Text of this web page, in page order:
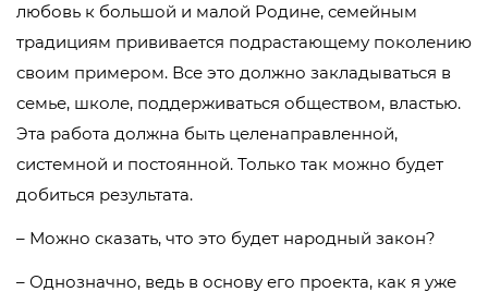
любовь к большой и малой Родине, семейным
традициям прививается подрастающему поколению
своим примером. Все это должно закладываться в
семье, школе, поддерживаться обществом, властью.
Эта работа должна быть целенаправленной,
системной и постоянной. Только так можно будет
добиться результата.
– Можно сказать, что это будет народный закон?
– Однозначно, ведь в основу его проекта, как я уже